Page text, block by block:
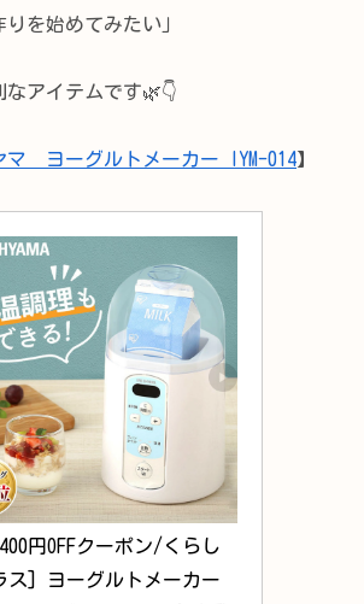
りを始めてみたい」
アイテムです🌿👇
マ ヨーグルトメーカー IYM-014】
円OFFクーポン/くらし
ス] ヨーグルトメーカー